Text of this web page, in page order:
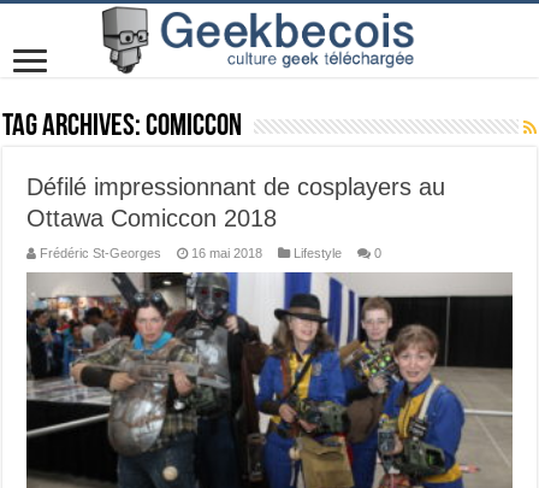
Tag Archives:ComicCon
Défilé impressionnant de cosplayers au
Ottawa Comiccon 2018
Frédéric St-Georges 16 mai 2018 Lifestyle 0